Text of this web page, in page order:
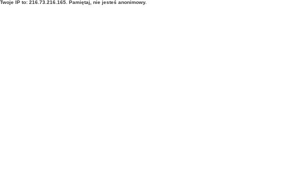
Twoje IP to: 216.73.216.165. Pamiętaj, nie jesteś anonimowy.